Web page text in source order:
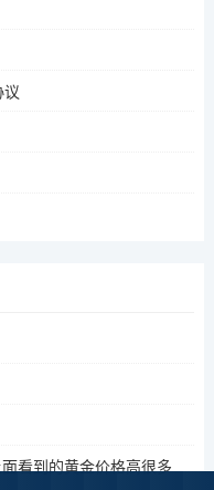
议
看到的黄金价格高很多